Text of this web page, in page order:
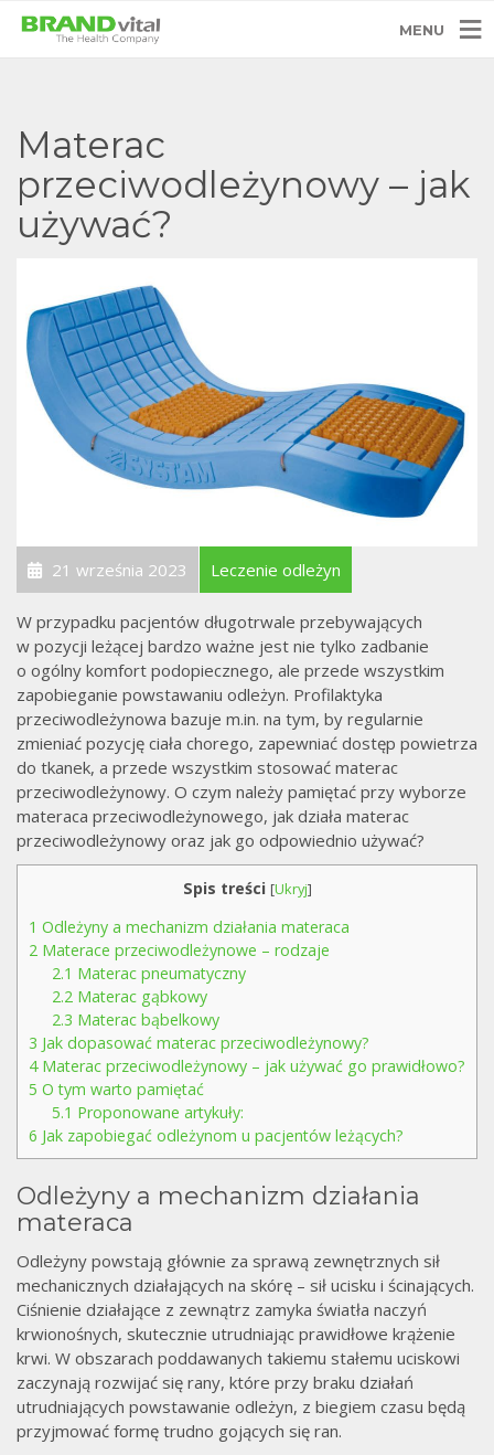
MENU
Materac
przeciwodleżynowy – jak
używać?
21 września 2023 Leczenie odleżyn
W przypadku pacjentów długotrwale przebywających
w pozycji leżącej bardzo ważne jest nie tylko zadbanie
o ogólny komfort podopiecznego, ale przede wszystkim
zapobieganie powstawaniu odleżyn. Profilaktyka
przeciwodleżynowa bazuje m.in. na tym, by regularnie
zmieniać pozycję ciała chorego, zapewniać dostęp powietrza
do tkanek, a przede wszystkim stosować materac
przeciwodleżynowy. O czym należy pamiętać przy wyborze
materaca przeciwodleżynowego, jak działa materac
przeciwodleżynowy oraz jak go odpowiednio używać?
Spis treści [Ukryj]
1 Odleżyny a mechanizm działania materaca
2 Materace przeciwodleżynowe – rodzaje
2.1 Materac pneumatyczny
2.2 Materac gąbkowy
2.3 Materac bąbelkowy
3 Jak dopasować materac przeciwodleżynowy?
4Materac przeciwodleżynowy – jak używać go prawidłowo?
5 O tym warto pamiętać
5.1 Proponowane artykuły:
6 Jak zapobiegać odleżynom u pacjentów leżących?
Odleżyny a mechanizm działania
materaca
Odleżyny powstają głównie za sprawą zewnętrznych sił
mechanicznych działających na skórę – sił ucisku i ścinających.
Ciśnienie działające z zewnątrz zamyka światła naczyń
krwionośnych, skutecznie utrudniając prawidłowe krążenie
krwi. W obszarach poddawanych takiemu stałemu uciskowi
zaczynają rozwijać się rany, które przy braku działań
utrudniających powstawanie odleżyn, z biegiem czasu będą
przyjmować formę trudno gojących się ran.